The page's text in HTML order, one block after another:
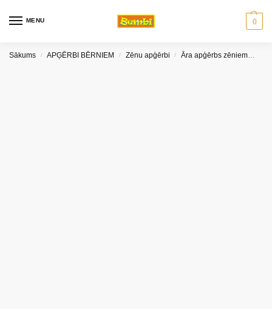
MENU 0
Sākums / APĢĒRBI BĒRNIEM / Zēnu apģērbi / Āra apģērbs zēniem